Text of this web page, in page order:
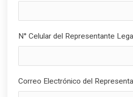
N° Celular del Representante
Correo Electrónico del